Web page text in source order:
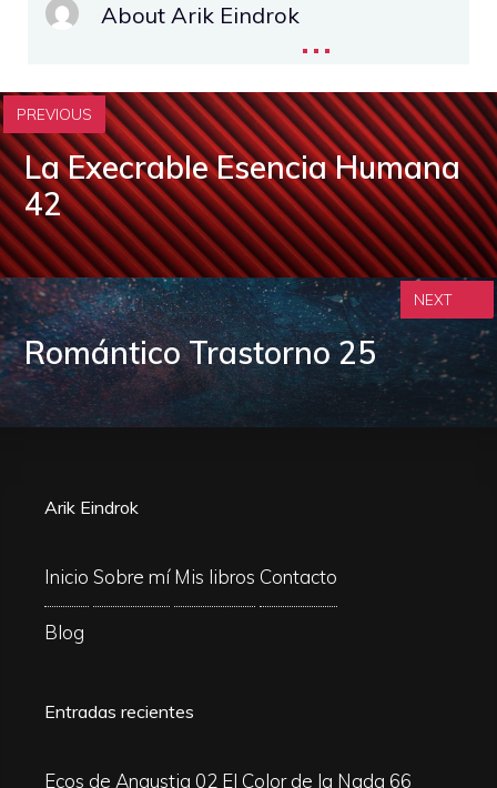
About Arik Eindrok...
PREVIOUS
La Execrable Esencia Humana
42
Romántico Trastorno 25
NEXT
Arik Eindrok
Inicio Sobre mí Mis libros Contacto
Blog
Entradas recientes
Ecos de Angustia 02 El Color de la Nada 66